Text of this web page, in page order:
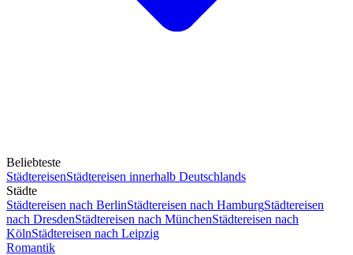
Beliebteste
StädtereisenStädtereisen innerhalb Deutschlands
Städte
Städtereisen nach BerlinStädtereisen nach HamburgStädtereisen
nach DresdenStädtereisen nach MünchenStädtereisen nach
KölnStädtereisen nach Leipzig
Romantik